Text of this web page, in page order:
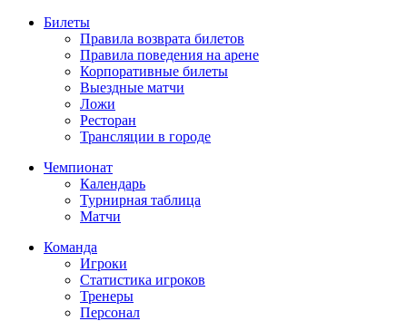
Билеты
Правила возврата билетов
Правила поведения на арене
Корпоративные билеты
Выездные матчи
Ложи
Ресторан
Трансляции в городе
Чемпионат
Календарь
Турнирная таблица
Матчи
Команда
Игроки
Статистика игроков
Тренеры
Персонал